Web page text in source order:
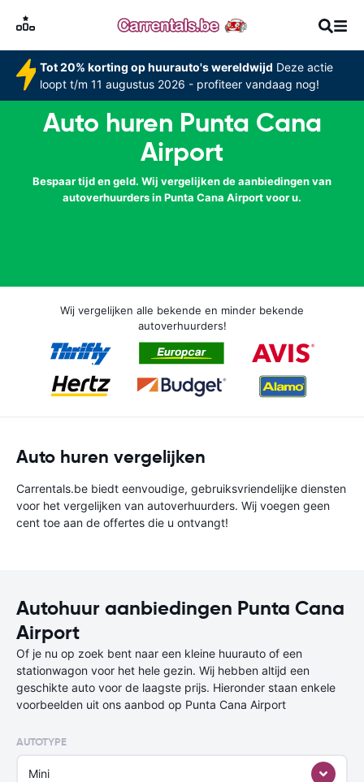
Tot 20% korting op huurauto's wereldwijd Deze actie
loopt t/m 11 augustus 2026 - profiteer vandaag nog!
Auto huren Punta Cana
Airport
Bespaar tijd en geld. Wij vergelijken de aanbiedingen van
autoverhuurders in Punta Cana Airport voor u.
Wij vergelijken alle bekende en minder bekende
autoverhuurders!
Auto huren vergelijken
Carrentals.be biedt eenvoudige, gebruiksvriendelijke diensten
voor het vergelijken van autoverhuurders. Wij voegen geen
cent toe aan de offertes die u ontvangt!
Autohuur aanbiedingen Punta Cana
Airport
Of je nu op zoek bent naar een kleine huurauto of een
stationwagon voor het hele gezin. Wij hebben altijd een
geschikte auto voor de laagste prijs. Hieronder staan enkele
voorbeelden uit ons aanbod op Punta Cana Airport
AUTOTYPE
Mini